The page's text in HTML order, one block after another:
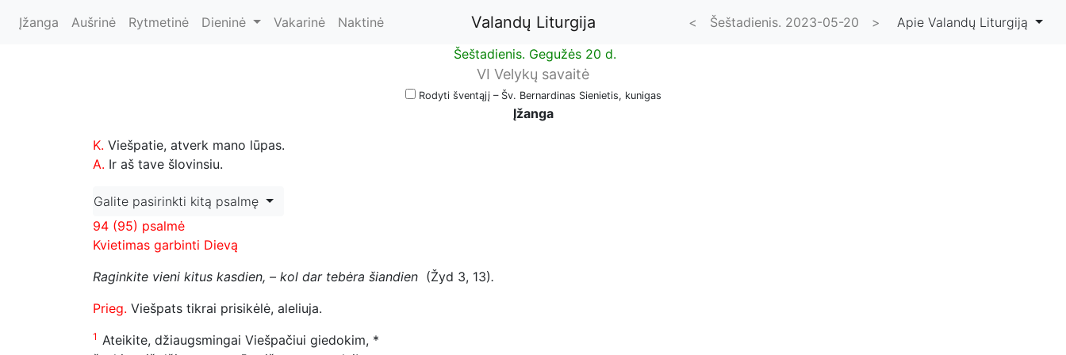
Įžanga Aušrinė Rytmetinė Dieninė Vakarinė Naktinė Valandų Liturgija < Šeštadienis. 2023-05-20 >
Apie Valandų Liturgiją
Šeštadienis. Gegužės 20 d.
VI Velykų savaitė
Rodyti šventąjį – Šv. Bernardinas Sienietis, kunigas
Įžanga
K. Viešpatie, atverk mano lūpas.
A. Ir aš tave šlovinsiu.
Galite pasirinkti kitą psalmę
94 (95) psalmė
Kvietimas garbinti Dievą
Raginkite vieni kitus kasdien, – kol dar tebėra šiandien (Žyd 3, 13).
Prieg. Viešpats tikrai prisikėlė, aleliuja.
1 Ateikite, džiaugsmingai Viešpačiui giedokim, *